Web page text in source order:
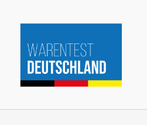
Inhalt
springen